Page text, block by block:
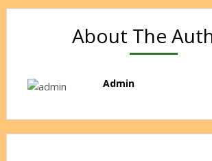
About The
Admin